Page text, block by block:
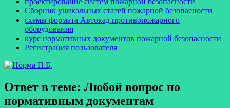
Сборник уникальных статей пожарной безопасности
схемы формата Автокад противопожарного
оборудования
курс нормативных документов пожарной безопасности
Регистрация пользователя
Ответ в теме: Любой вопрос по
нормативным документам